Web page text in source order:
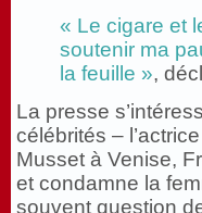
« Le cigare et
soutenir ma
la feuille »,
La presse
célébrités –
Musset à Venise,
et condamne la
souvent question